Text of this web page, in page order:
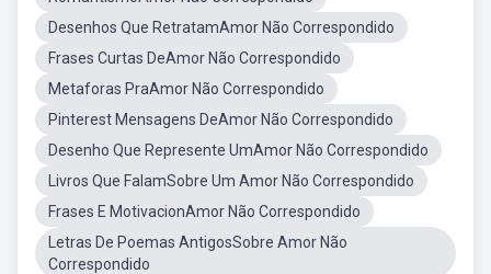
Desenhos Que RetratamAmor Não Correspondido
Frases Curtas DeAmor Não Correspondido
Metaforas PraAmor Não Correspondido
Pinterest Mensagens DeAmor Não Correspondido
Desenho Que Represente UmAmor Não Correspondido
Livros Que FalamSobre Um Amor Não Correspondido
Frases E MotivacionAmor Não Correspondido
Letras De Poemas AntigosSobre Amor Não
Correspondido